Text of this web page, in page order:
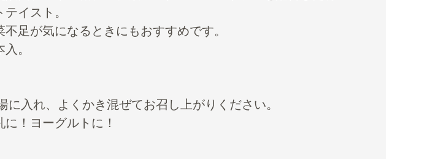
イスト。
足が気になるときにもおすすめです。
。
に入れ、よくかき混ぜてお召し上がりください。
！ヨーグルトに！